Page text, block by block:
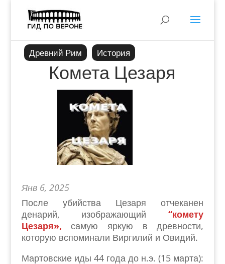
Древний Рим История
Комета Цезаря
Янв 6, 2025
После убийства Цезаря отчеканен
денарий, изображающий “комету
Цезаря», самую яркую в древности,
которую вспоминали Виргилий и Овидий.
Мартовские иды 44 года до н.э. (15 марта):